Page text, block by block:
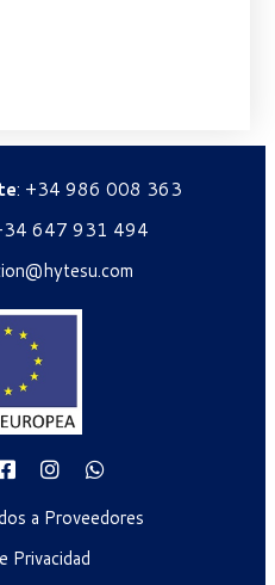
: +34 986 008 363
647 931 494
a Proveedores
Privacidad